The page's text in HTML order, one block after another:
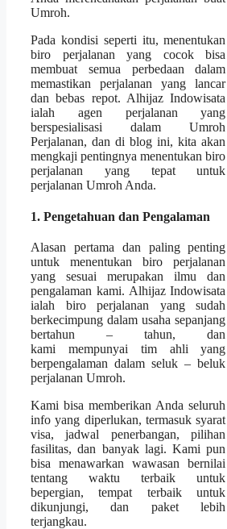
Umroh.
Pada kondisi seperti itu, menentukan
biro perjalanan yang cocok bisa
membuat semua perbedaan dalam
memastikan perjalanan yang lancar
dan bebas repot. Alhijaz Indowisata
ialah agen perjalanan yang
berspesialisasi dalam Umroh
Perjalanan, dan di blog ini, kita akan
mengkaji pentingnya menentukan biro
perjalanan yang tepat untuk
perjalanan Umroh Anda.
1. Pengetahuan dan Pengalaman
Alasan pertama dan paling penting
untuk menentukan biro perjalanan
yang sesuai merupakan ilmu dan
pengalaman kami. Alhijaz Indowisata
ialah biro perjalanan yang sudah
berkecimpung dalam usaha sepanjang
bertahun – tahun, dan
kami mempunyai tim ahli yang
berpengalaman dalam seluk – beluk
perjalanan Umroh.
Kami bisa memberikan Anda seluruh
info yang diperlukan, termasuk syarat
visa, jadwal penerbangan, pilihan
fasilitas, dan banyak lagi. Kami pun
bisa menawarkan wawasan bernilai
tentang waktu terbaik untuk
bepergian, tempat terbaik untuk
dikunjungi, dan paket lebih
terjangkau.